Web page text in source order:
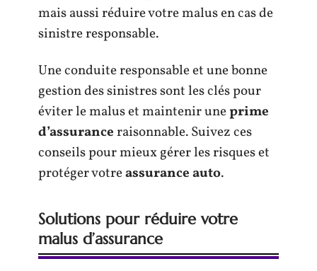
mais aussi réduire votre malus en cas de
sinistre responsable.
Une conduite responsable et une bonne
gestion des sinistres sont les clés pour
éviter le malus et maintenir uneprime
d’assuranceraisonnable. Suivez ces
conseils pour mieux gérer les risques et
protéger votreassurance auto.
Solutions pour réduire votre
malus d’assurance